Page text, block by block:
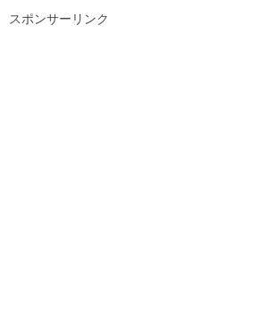
スポンサーリンク